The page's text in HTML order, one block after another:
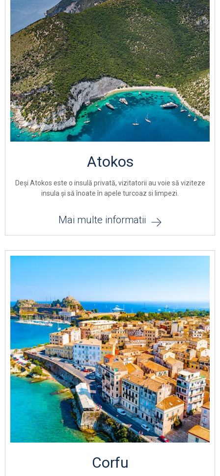
Atokos
Deși Atokos este o insulă privată, vizitatorii au voie să viziteze
insula și să înoate în apele turcoaz si limpezi.
Mai multe informatii
Corfu